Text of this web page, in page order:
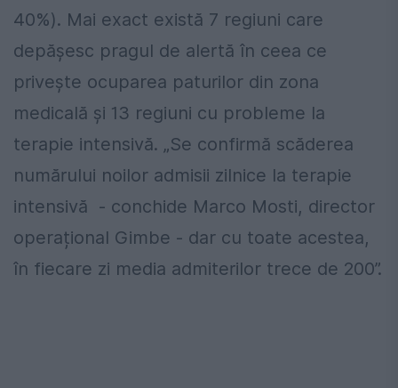
40%). Mai exact există 7 regiuni care
depăşesc pragul de alertă în ceea ce
priveşte ocuparea paturilor din zona
medicală și 13 regiuni cu probleme la
terapie intensivă. „Se confirmă scăderea
numărului noilor admisii zilnice la terapie
intensivă - conchide Marco Mosti, director
operațional Gimbe - dar cu toate acestea,
în fiecare zi media admiterilor trece de 200”.